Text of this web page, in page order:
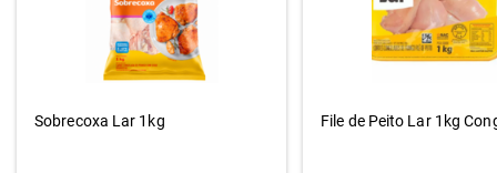
Sobrecoxa Lar 1kg File de Peito Lar 1kg